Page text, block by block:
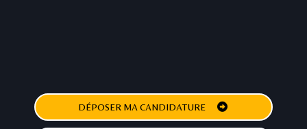
DÉPOSER MA CANDIDATURE